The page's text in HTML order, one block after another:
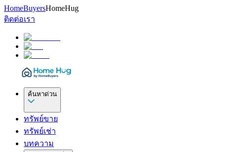
HomeBuyersHomeHug
ติดต่อเรา
ค้นหาด่วน
ทรัพย์ขาย
ทรัพย์เช่า
บทความ